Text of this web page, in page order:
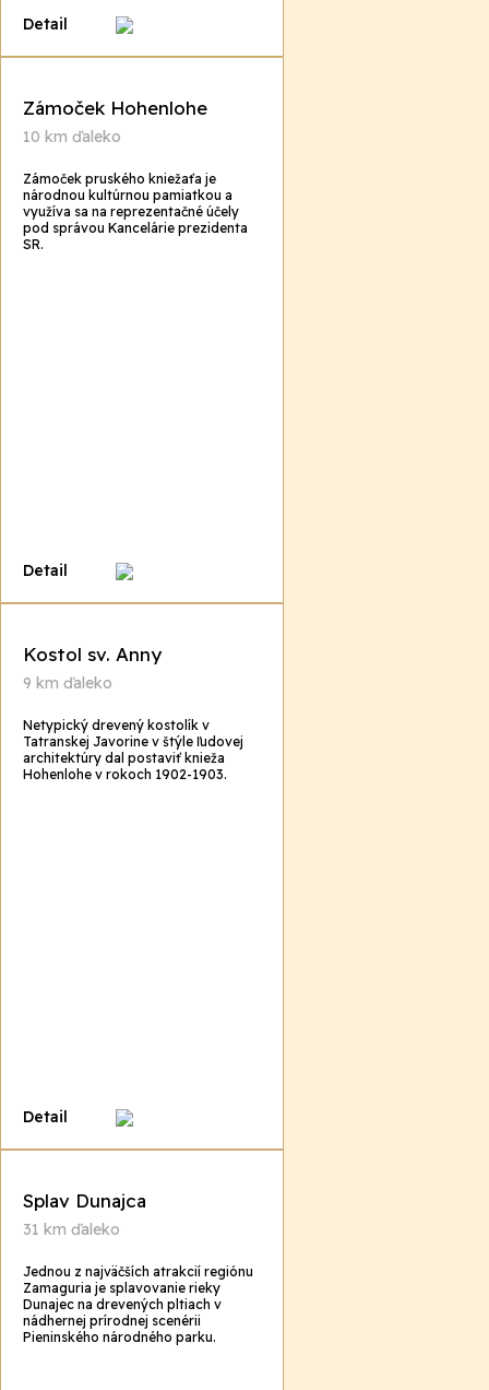
Detail
Zámoček Hohenlohe
10 km ďaleko
Zámoček pruského kniežaťa je
národnou kultúrnou pamiatkou a
využíva sa na reprezentačné účely
pod správou Kancelárie prezidenta
SR.
Detail
Kostol sv. Anny
9 km ďaleko
Netypický drevený kostolík v
Tatranskej Javorine v štýle ľudovej
architektúry dal postaviť knieža
Hohenlohe v rokoch 1902-1903.
Detail
Splav Dunajca
31 km ďaleko
Jednou z najväčších atrakcií regiónu
Zamaguria je splavovanie rieky
Dunajec na drevených pltiach v
nádhernej prírodnej scenérii
Pieninského národného parku.